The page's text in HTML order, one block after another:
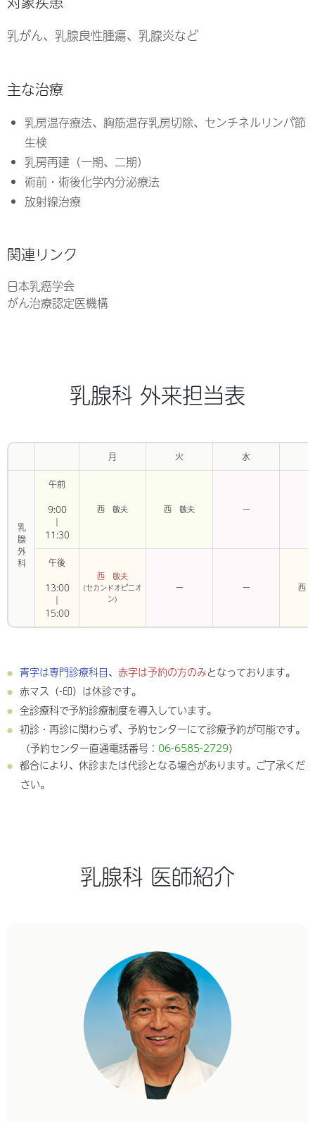
乳がん、乳腺良性腫瘍、乳腺炎など
主な治療
乳房温存療法、胸筋温存乳房切除、センチネルリンパ節
生検
乳房再建（一期、二期）
術前・術後化学内分泌療法
放射線治療
関連リンク
日本乳癌学会
がん治療認定医機構
乳腺科 外来担当表
月 火 水
乳腺外科
午前
9:00
11:30
西 敏夫 西 敏夫 ー
午後
13:00
15:00
西 敏夫
(セカンドオピニオ
ン)
ー ー 西
青字は専門診療科目、 赤字は予約の方のみとなっております。
赤マス（-印）は休診です。
全診療科で予約診療制度を導入しています。
初診・再診に関わらず、予約センターにて診療予約が可能です。
（予約センター直通電話番号： 06-6585-2729）
都合により、休診または代診となる場合があります。ご了承くだ
さい。
乳腺科 医師紹介